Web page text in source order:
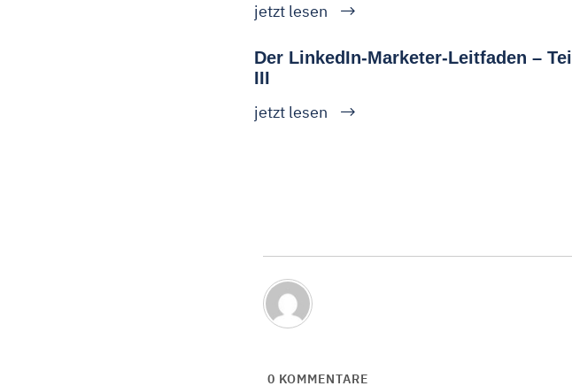
jetzt lesen
Der LinkedIn-Marketer-Leitfaden – Teil
III
jetzt lesen
0 KOMMENTARE